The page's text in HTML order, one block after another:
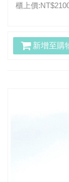
櫃上價
新增至購